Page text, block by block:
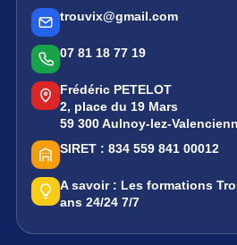
trouvix@gmail.com
07 81 18 77 19
Frédéric PETELOT
2, place du 19 Mars
59 300 Aulnoy-lez-
SIRET : 834 559 841 00012
A savoir : Les formations
ans 24/24 7/7